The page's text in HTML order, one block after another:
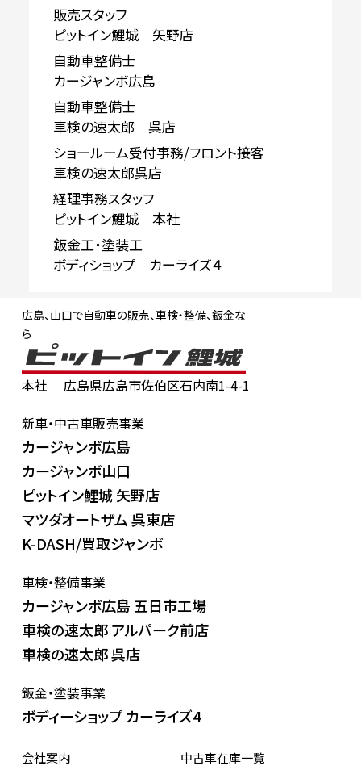
販売スタッフ
ピットイン鯉城 矢野店
自動車整備士
カージャンボ広島
自動車整備士
車検の速太郎 呉店
ショールーム受付事務/フロント接客
車検の速太郎呉店
経理事務スタッフ
ピットイン鯉城 本社
鈑金工・塗装工
ボディショップ カーライズ４
広島、山口で自動車の販売、車検・整備、鈑金な
ら
本社
広島県広島市佐伯区石内南1-4-1
新車・中古車販売事業
カージャンボ広島
カージャンボ山口
ピットイン鯉城 矢野店
マツダオートザム 呉東店
K-DASH/買取ジャンボ
車検・整備事業
カージャンボ広島 五日市工場
車検の速太郎 アルパーク前店
車検の速太郎 呉店
鈑金・塗装事業
ボディーショップ カーライズ4
会社案内
中古車在庫一覧